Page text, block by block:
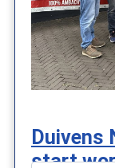
Duivens
start